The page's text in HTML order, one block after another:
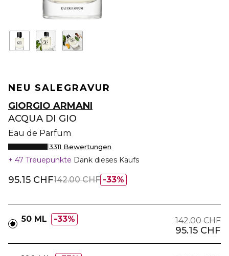
NEU SALEGRAVUR
GIORGIO ARMANI
ACQUA DI GIO
Eau de Parfum
3311 Bewertungen
47 Treuepunkte Dank dieses Kaufs
33%
95.15 CHF142.00 CHF
50 ML 33% 142.00 CHF
95.15 CHF